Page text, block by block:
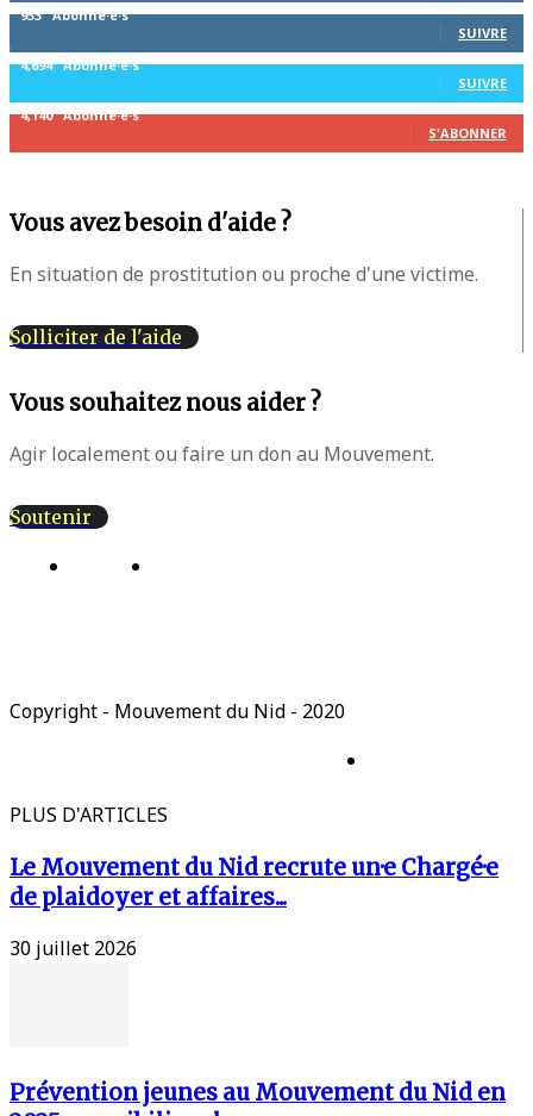
933 Abonné·e·s
SUIVRE
4,694
Abonné·e·s
SUIVRE
4,140 Abonné·e·s
S'ABONNER
Vous avez besoin d'aide ?
En situation de prostitution ou proche d'une victime.
Solliciter de l'aide
Vous souhaitez nous aider ?
Agir localement ou faire un don au Mouvement.
Soutenir
Actions
Copyright - Mouvement du Nid - 2020
PLUS D'ARTICLES
Le Mouvement du Nid recrute un·e Chargé·e
de plaidoyer et affaires...
30 juillet 2026
Prévention jeunes au Mouvement du Nid en